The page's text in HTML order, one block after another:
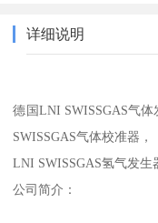
详细说明
德国LNI SWISSGAS气
SWISSGAS气体校准器，
LNI SWISSGAS氢气发
公司简介：